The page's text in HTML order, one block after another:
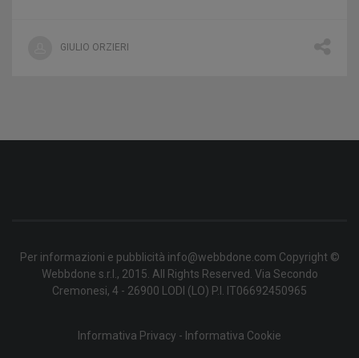
GIULIO ORZIERI
Per informazioni e pubblicità info@webbdone.com Copyright ©
Webbdone s.r.l., 2015. All Rights Reserved. Via Secondo
Cremonesi, 4 - 26900 LODI (LO) P.I. IT06692450965
Informativa Privacy - Informativa Cookie